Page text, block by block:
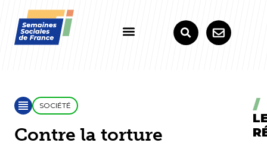
SOCIÉTÉ
Contre la torture